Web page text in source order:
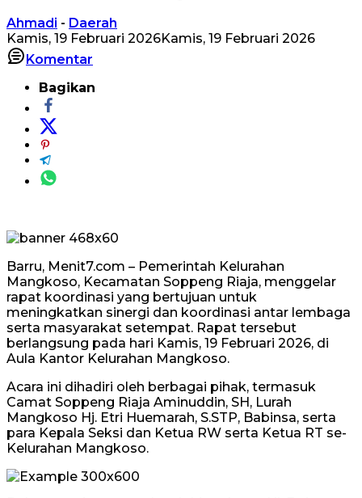
Ahmadi - Daerah
Kamis, 19 Februari 2026Kamis, 19 Februari 2026
Komentar
Bagikan
Barru, Menit7.com – Pemerintah Kelurahan
Mangkoso, Kecamatan Soppeng Riaja, menggelar
rapat koordinasi yang bertujuan untuk
meningkatkan sinergi dan koordinasi antar lembaga
serta masyarakat setempat. Rapat tersebut
berlangsung pada hari Kamis, 19 Februari 2026, di
Aula Kantor Kelurahan Mangkoso.
Acara ini dihadiri oleh berbagai pihak, termasuk
Camat Soppeng Riaja Aminuddin, SH, Lurah
Mangkoso Hj. Etri Huemarah, S.STP, Babinsa, serta
para Kepala Seksi dan Ketua RW serta Ketua RT se-
Kelurahan Mangkoso.